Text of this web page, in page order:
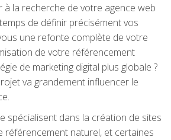
à la recherche de votre agence web
de définir précisément vos
une refonte complète de votre
de votre référencement
de marketing digital plus globale ?
va grandement influencer le
spécialisent dans la création de sites
référencement naturel, et certaines